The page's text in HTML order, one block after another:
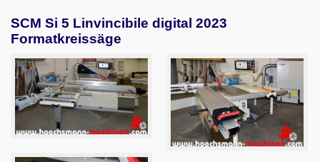
SCM Si 5 Linvincibile digital 2023
Formatkreissäge